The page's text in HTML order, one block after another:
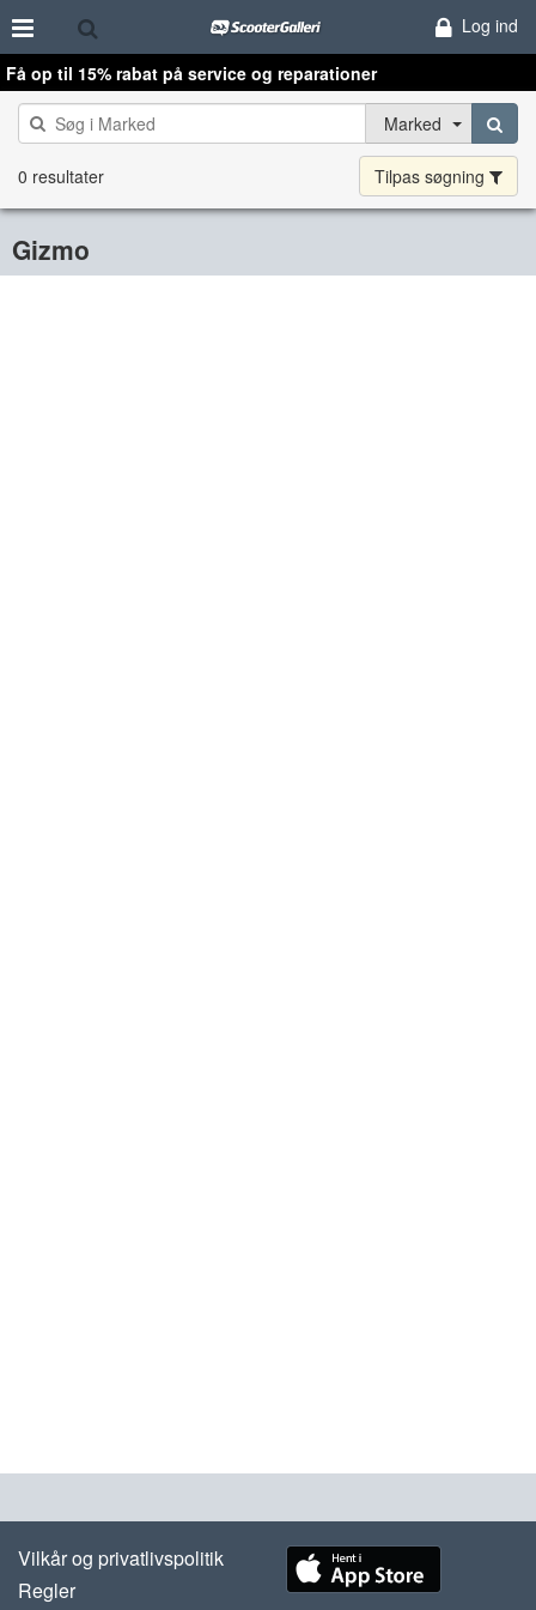
Log ind
Få op til 15% rabat på service og reparationer
Marked
0 resultater Tilpas søgning
Gizmo
Vilkår og privatlivspolitik
Regler